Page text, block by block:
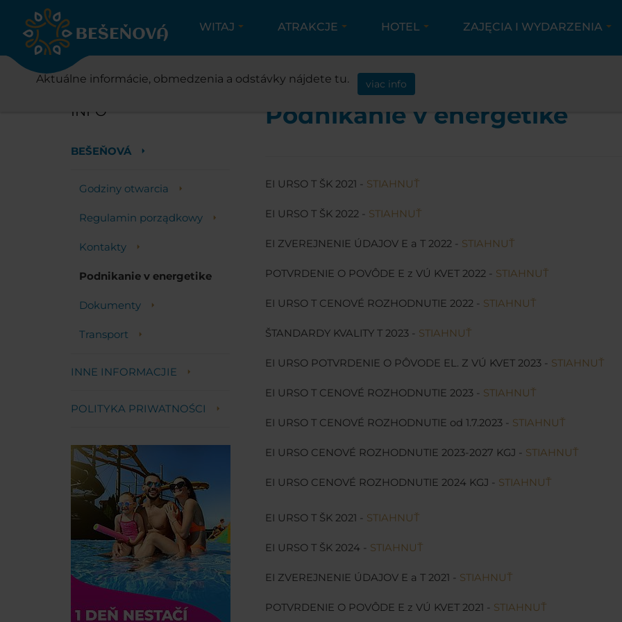
WITAJ ATRAKCJE HOTEL ZAJĘCIA I WYDARZENIA
INFO BEŠEŇOVÁ
INFO
BEŠEŇOVÁ
Godziny otwarcia
Regulamin porządkowy
Kontakty
Podnikanie v energetike
Dokumenty
Transport
INNE INFORMACJIE
POLITYKA PRIWATNOŚCI
Podnikanie v energetike
EI URSO T ŠK 2021 - STIAHNUŤ
EI URSO T ŠK 2022 - STIAHNUŤ
EI ZVEREJNENIE ÚDAJOV E a T 2022 - STIAHNUŤ
POTVRDENIE O POVÔDE E z VÚ KVET 2022 - STIAHNUŤ
EI URSO T CENOVÉ ROZHODNUTIE 2022 - STIAHNUŤ
ŠTANDARDY KVALITY T 2023 - STIAHNUŤ
EI URSO POTVRDENIE O PÔVODE EL. Z VÚ KVET 2023 - STIAHNUŤ
EI URSO T CENOVÉ ROZHODNUTIE 2023 - STIAHNUŤ
EI URSO T CENOVÉ ROZHODNUTIE od 1.7.2023 - STIAHNUŤ
EI URSO CENOVÉ ROZHODNUTIE 2023-2027 KGJ - STIAHNUŤ
EI URSO CENOVÉ ROZHODNUTIE 2024 KGJ - STIAHNUŤ
EI URSO T ŠK 2021 - STIAHNUŤ
EI URSO T ŠK 2024 - STIAHNUŤ
EI ZVEREJNENIE ÚDAJOV E a T 2021 - STIAHNUŤ
POTVRDENIE O POVÔDE E z VÚ KVET 2021 - STIAHNUŤ
Aktuálne informácie, obmedzenia a odstávky nájdete tu. viac info